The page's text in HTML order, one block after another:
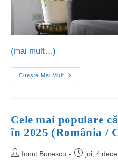
(mai mult…)
Citește Mai Mult
Cele mai populare
în 2025 (România /
Ionut Bunescu
joi, 4